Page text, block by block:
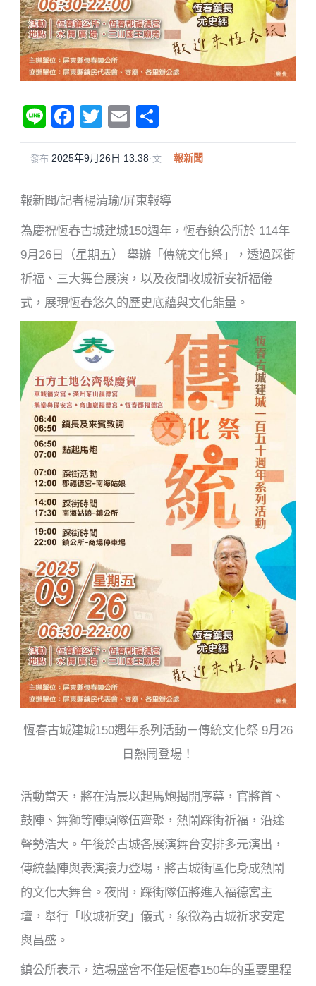
Li
n
e
F
a
c
b
o
o
k
T
wi
tt
E
m
ail
享
發布 2025年9月26日 13:38·文｜ 報新聞
報新聞/記者楊清瑜/屏東報導
為慶祝恆春古城建城150週年，恆春鎮公所於 114年
9月26日（星期五） 舉辦「傳統文化祭」，透過踩街
祈福、三大舞台展演，以及夜間收城祈安祈福儀
式，展現恆春悠久的歷史底蘊與文化能量。
恆春古城建城150週年系列活動－傳統文化祭 9月26
日熱鬧登場！
活動當天，將在清晨以起馬炮揭開序幕，官將首、
鼓陣、舞獅等陣頭隊伍齊聚，熱鬧踩街祈福，沿途
聲勢浩大。午後於古城各展演舞台安排多元演出，
傳統藝陣與表演接力登場，將古城街區化身成熱鬧
的文化大舞台。夜間，踩街隊伍將進入福德宮主
壇，舉行「收城祈安」儀式，象徵為古城祈求安定
與昌盛。
鎮公所表示，這場盛會不僅是恆春150年的重要里程